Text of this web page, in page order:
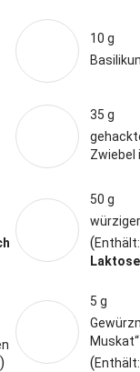
10 g
35 g
Zwiebel
50 g
(Enthält:
)
5 g
Muskat“
(Enthält: